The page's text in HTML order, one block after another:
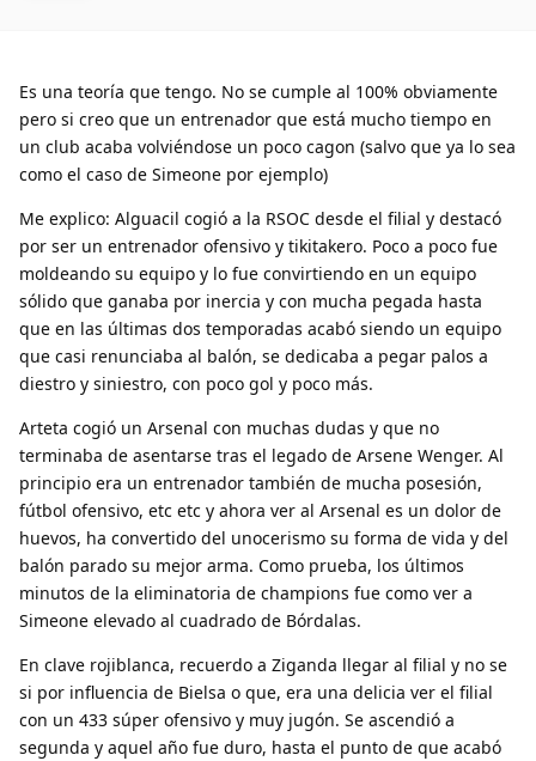
Es una teoría que tengo. No se cumple al 100% obviamente
pero si creo que un entrenador que está mucho tiempo en
un club acaba volviéndose un poco cagon (salvo que ya lo sea
como el caso de Simeone por ejemplo)
Me explico: Alguacil cogió a la RSOC desde el filial y destacó
por ser un entrenador ofensivo y tikitakero. Poco a poco fue
moldeando su equipo y lo fue convirtiendo en un equipo
sólido que ganaba por inercia y con mucha pegada hasta
que en las últimas dos temporadas acabó siendo un equipo
que casi renunciaba al balón, se dedicaba a pegar palos a
diestro y siniestro, con poco gol y poco más.
Arteta cogió un Arsenal con muchas dudas y que no
terminaba de asentarse tras el legado de Arsene Wenger. Al
principio era un entrenador también de mucha posesión,
fútbol ofensivo, etc etc y ahora ver al Arsenal es un dolor de
huevos, ha convertido del unocerismo su forma de vida y del
balón parado su mejor arma. Como prueba, los últimos
minutos de la eliminatoria de champions fue como ver a
Simeone elevado al cuadrado de Bórdalas.
En clave rojiblanca, recuerdo a Ziganda llegar al filial y no se
si por influencia de Bielsa o que, era una delicia ver el filial
con un 433 súper ofensivo y muy jugón. Se ascendió a
segunda y aquel año fue duro, hasta el punto de que acabó